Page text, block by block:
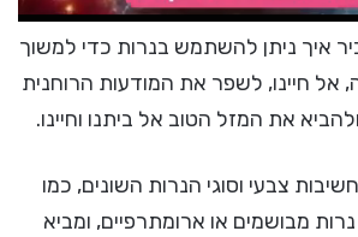
איך ניתן להשתמש בנרות כדי למשוך
אל חיינו, לשפר את המודעות הרוחנית
את המזל הטוב אל ביתנו וחיינו.
צבעי וסוגי הנרות השונים, כמו
מבושמים או ארומתרפיים, ומביא